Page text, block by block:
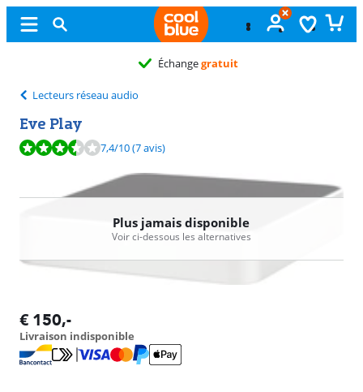
Échangegratuit
Lecteurs réseau audio
Eve Play
La note est de 7,4 sur 10, basée sur 7 avis.
7,4/10(7 avis)
Plus jamais disponible
Voir ci-dessous les alternatives
€ 150,-
Livraison indisponible